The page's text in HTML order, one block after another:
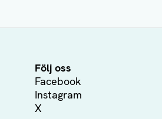
Följ oss
Facebook
Instagram
X